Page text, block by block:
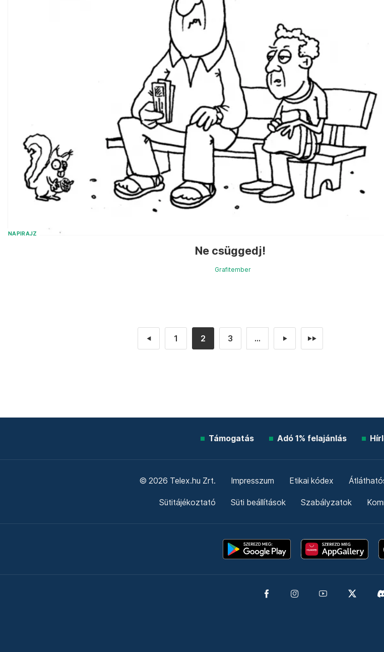
NAPIRAJZ
Ne csüggedj!
Grafitember
◄ 1 2 3 ... ► ►►
Támogatás Adó 1% felajánlás
© 2026 Telex.hu Zrt. Impresszum Etikai kódex
Sütitájékoztató Süti beállítások Szabályzatok